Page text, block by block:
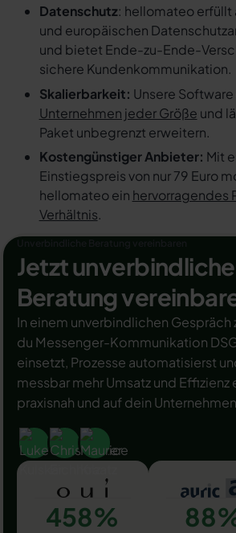
Datenschutz: hellomateo erfüllt
und europäischen
und bietet Ende-zu-Ende-
sichere Kundenkommunikation.
Skalierbarkeit: Unsere
Unternehmen jeder Größe und
Paket unbegrenzt erweitern.
Kostengünstiger Anbieter: Mit
Einstiegspreis von nur 79 Euro
hellomateo ein hervorragendes
Verhältnis.
Jetzt unverbindliche
Beratung
In einem unverbindlichen Gespräch
du Messenger-Kommunikation
einsetzt, Prozesse automatisierst
messbar mehr Umsatz und Effizienz
praxisnah und auf dein
458%